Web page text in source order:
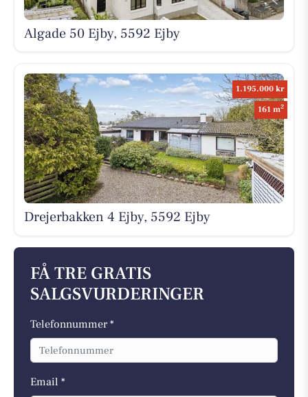
Algade 50 Ejby, 5592 Ejby
1.195.000 kr
161 m2
Drejerbakken 4 Ejby, 5592 Ejby
FÅ TRE GRATIS
SALGSVURDERINGER
Telefonnummer *
Email *